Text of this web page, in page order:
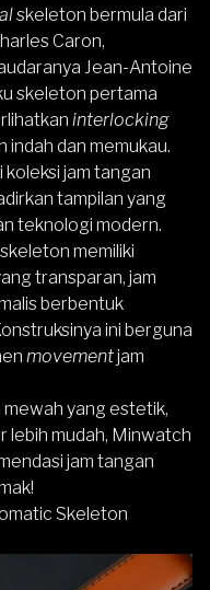
skeleton bermula dari
Caron,
Jean-Antoine
skeleton pertama
interlocking
indah dan memukau.
koleksi jam tangan
tampilan yang
teknologi modern.
skeleton memiliki
transparan, jam
berbentuk
ini berguna
movementjam
mewah yang estetik,
lebih mudah, Minwatch
jam tangan
Skeleton